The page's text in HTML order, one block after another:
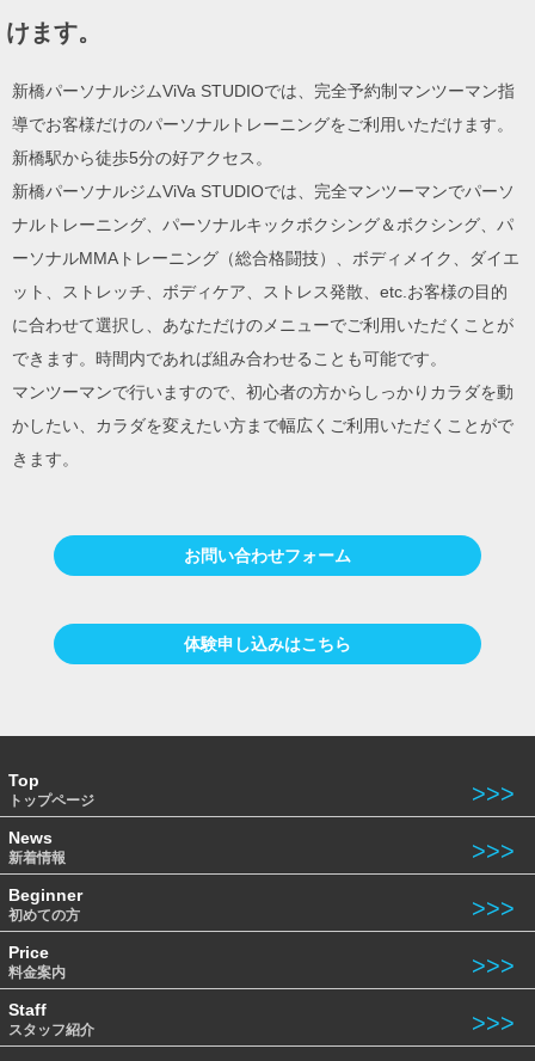
けます。
新橋パーソナルジムViVa STUDIOでは、完全予約制マンツーマン指
導でお客様だけのパーソナルトレーニングをご利用いただけます。
新橋駅から徒歩5分の好アクセス。
新橋パーソナルジムViVa STUDIOでは、完全マンツーマンでパーソ
ナルトレーニング、パーソナルキックボクシング＆ボクシング、パ
ーソナルMMAトレーニング（総合格闘技）、ボディメイク、ダイエ
ット、ストレッチ、ボディケア、ストレス発散、etc.お客様の目的
に合わせて選択し、あなただけのメニューでご利用いただくことが
できます。時間内であれば組み合わせることも可能です。
マンツーマンで行いますので、初心者の方からしっかりカラダを動
かしたい、カラダを変えたい方まで幅広くご利用いただくことがで
きます。
お問い合わせフォーム
体験申し込みはこちら
Top
トップページ
News
新着情報
Beginner
初めての方
Price
料金案内
Staff
スタッフ紹介